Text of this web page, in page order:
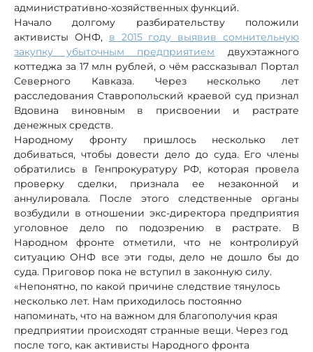
административно-хозяйственных функций.
Начало долгому разбирательству положили
активисты ОНФ, в 2015 году выявив сомнительную
закупку убыточным предприятием двухэтажного
коттеджа за 17 млн рублей, о чём рассказывал Портал
Северного Кавказа. Через несколько лет
расследования Ставропольский краевой суд признал
Вдовина виновным в присвоении и растрате
денежных средств.
Народному фронту пришлось несколько лет
добиваться, чтобы довести дело до суда. Его члены
обратились в Генпрокуратуру РФ, которая провела
проверку сделки, признала ее незаконной и
аннулировала. После этого следственные органы
возбудили в отношении экс-директора предприятия
уголовное дело по подозрению в растрате. В
Народном фронте отметили, что не контролируй
ситуацию ОНФ все эти годы, дело не дошло бы до
суда. Приговор пока не вступил в законную силу.
«Непонятно, по какой причине следствие тянулось
несколько лет. Нам приходилось постоянно
напоминать, что на важном для благополучия края
предприятии происходят странные вещи. Через год
после того, как активисты Народного фронта